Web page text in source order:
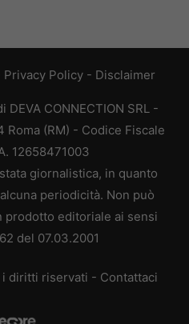
Privacy Policy - Disclaimer
CONNECTION SRL -
Roma (RM) - Codice Fiscale
12658471003
giornalistica, in quanto
periodicità. Non può
editoriale ai sensi
del 07.03.2001
diritti riservati - Contattaci